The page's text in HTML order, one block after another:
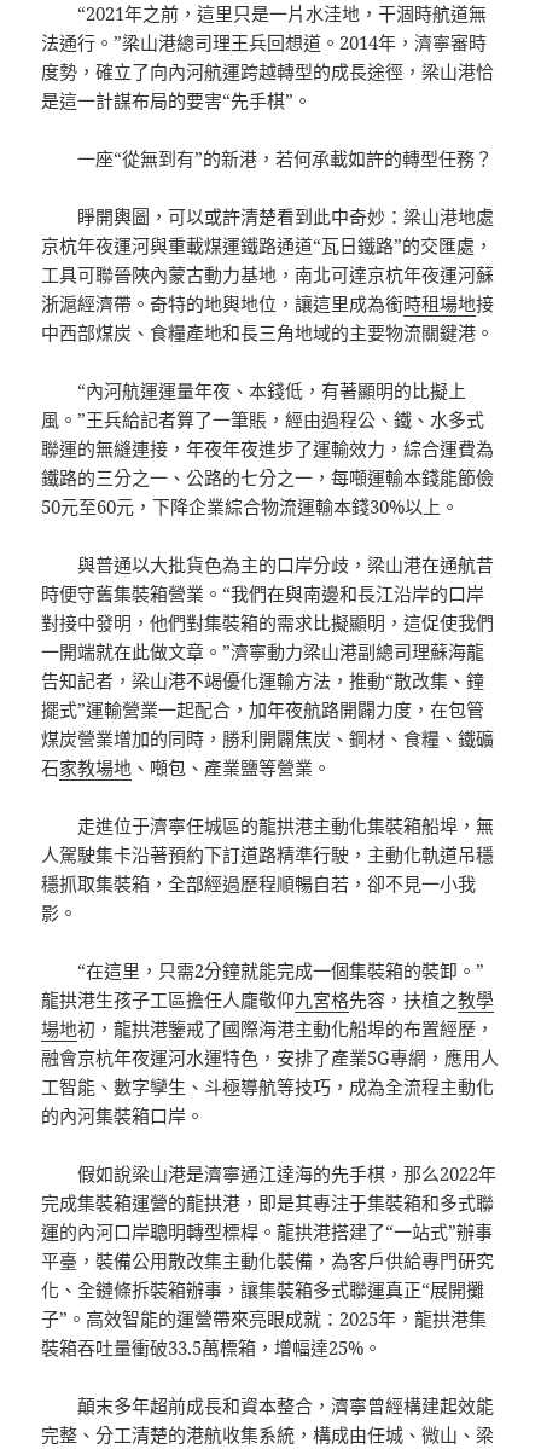
“2021年之前，這里只是一片水洼地，干涸時航道無
法通行。”梁山港總司理王兵回想道。2014年，濟寧審時
度勢，確立了向內河航運跨越轉型的成長途徑，梁山港恰
是這一計謀布局的要害“先手棋”。
一座“從無到有”的新港，若何承載如許的轉型任務？
睜開輿圖，可以或許清楚看到此中奇妙：梁山港地處
京杭年夜運河與重載煤運鐵路通道“瓦日鐵路”的交匯處，
工具可聯晉陜內蒙古動力基地，南北可達京杭年夜運河蘇
浙滬經濟帶。奇特的地輿地位，讓這里成為銜時租場地接
中西部煤炭、食糧產地和長三角地域的主要物流關鍵港。
“內河航運運量年夜、本錢低，有著顯明的比擬上
風。”王兵給記者算了一筆賬，經由過程公、鐵、水多式
聯運的無縫連接，年夜年夜進步了運輸效力，綜合運費為
鐵路的三分之一、公路的七分之一，每噸運輸本錢能節儉
50元至60元，下降企業綜合物流運輸本錢30%以上。
與普通以大批貨色為主的口岸分歧，梁山港在通航昔
時便守舊集裝箱營業。“我們在與南邊和長江沿岸的口岸
對接中發明，他們對集裝箱的需求比擬顯明，這促使我們
一開端就在此做文章。”濟寧動力梁山港副總司理蘇海龍
告知記者，梁山港不竭優化運輸方法，推動“散改集、鐘
擺式”運輸營業一起配合，加年夜航路開闢力度，在包管
煤炭營業增加的同時，勝利開闢焦炭、鋼材、食糧、鐵礦
石家教場地 、噸包、產業鹽等營業。
走進位于濟寧任城區的龍拱港主動化集裝箱船埠，無
人駕駛集卡沿著預約下訂道路精準行駛，主動化軌道吊穩
穩抓取集裝箱，全部經過歷程順暢自若，卻不見一小我
影。
“在這里，只需2分鐘就能完成一個集裝箱的裝卸。”
龍拱港生孩子工區擔任人龐敬仰九宮格先容，扶植之教學
場地初，龍拱港鑒戒了國際海港主動化船埠的布置經歷，
融會京杭年夜運河水運特色，安排了產業5G專網，應用人
工智能、數字孿生、斗極導航等技巧，成為全流程主動化
的內河集裝箱口岸。
假如說梁山港是濟寧通江達海的先手棋，那么2022年
完成集裝箱運營的龍拱港，即是其專注于集裝箱和多式聯
運的內河口岸聰明轉型標桿。龍拱港搭建了“一站式”辦事
平臺，裝備公用散改集主動化裝備，為客戶供給專門研究
化、全鏈條拆裝箱辦事，讓集裝箱多式聯運真正“展開攤
子”。高效智能的運營帶來亮眼成就：2025年，龍拱港集
裝箱吞吐量衝破33.5萬標箱，增幅達25%。
顛末多年超前成長和資本整合，濟寧曾經構建起效能
完整、分工清楚的港航收集系統，構成由任城、微山、梁